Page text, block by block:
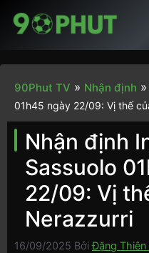
đến
dung
90Phut TV » Nhận định »
01h45 ngày 22/09: Vị thế
Nhận định
Sassuolo
22/09: Vị
Nerazzurri
16/09/2025 BởiĐặng Thiên